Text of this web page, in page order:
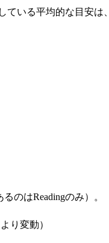
いる平均的な目安は、
のはReadingのみ）。
り変動）